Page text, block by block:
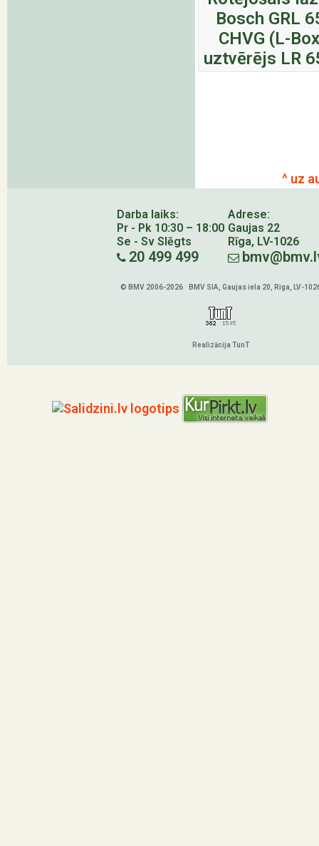
Bosch GRL
CHVG (L-
uztvērējs LR
^ uz
Darba laiks:
Pr - Pk 10:30 – 18:00
Se - Sv Slēgts
20 499 499
Adrese:
Gaujas 22
Rīga, LV-1026
© BMV 2006-2026 BMV SIA, Gaujas iela 20, Rīga, LV-
Realizācija TunT